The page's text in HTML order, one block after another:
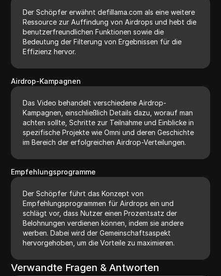
Der Schöpfer erwähnt defillama.com als eine weitere
Ressource zur Auffindung von Airdrops und hebt die
benutzerfreundlichen Funktionen sowie die
Bedeutung der Filterung von Ergebnissen für die
Effizienz hervor.
Airdrop-Kampagnen
Das Video behandelt verschiedene Airdrop-
Kampagnen, einschließlich Details dazu, worauf man
achten sollte, Schritte zur Teilnahme und Einblicke in
spezifische Projekte wie Omni und deren Geschichte
im Bereich der erfolgreichen Airdrop-Verteilungen.
Empfehlungsprogramme
Der Schöpfer führt das Konzept von
Empfehlungsprogrammen für Airdrops ein und
schlägt vor, dass Nutzer einen Prozentsatz der
Belohnungen verdienen können, indem sie andere
werben. Dabei wird der Gemeinschaftsaspekt
hervorgehoben, um die Vorteile zu maximieren.
Verwandte Fragen & Antworten